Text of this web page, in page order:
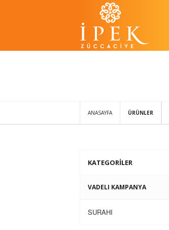
ANASAYFA ÜRÜNLER
KATEGORİLER
VADELI KAMPANYA
SURAHI